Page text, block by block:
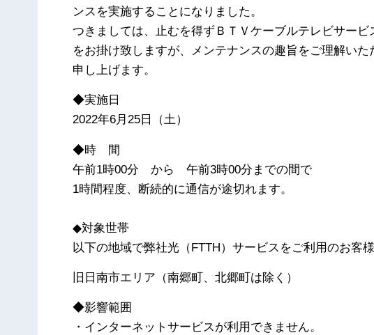
ンスを実施することになりました。
つきましては、止むを得ずＢＴＶケーブルテレビサー
をお掛け致しますが、メンテナンスの趣旨をご理解い
申し上げます。
◆実施日
2022年6月25日（土）
◆時 間
午前1時00分 から 午前3時00分までの間で
1時間程度、断続的に通信が途切れます。
◆対象世帯
以下の地域で弊社光（FTTH）サービスをご利用のお客様
旧日南市エリア（南郷町、北郷町は除く）
◆影響範囲
・インターネットサービスが利用できません。